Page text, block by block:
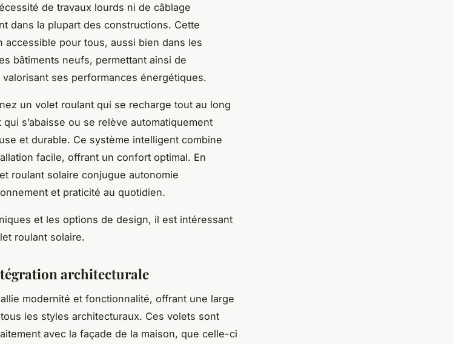
de travaux lourds ni de câblage
dans la plupart des constructions. Cette
accessible pour tous, aussi bien dans les
bâtiments neufs, permettant ainsi de
ses performances énergétiques.
un volet roulant qui se recharge tout au long
s’abaisse ou se relève automatiquement
et durable. Ce système intelligent combine
facile, offrant un confort optimal. En
roulant solaire conjugue autonomie
et praticité au quotidien.
et les options de design, il est intéressant
roulant solaire.
architecturale
modernité et fonctionnalité, offrant une large
les styles architecturaux. Ces volets sont
avec la façade de la maison, que celle-ci